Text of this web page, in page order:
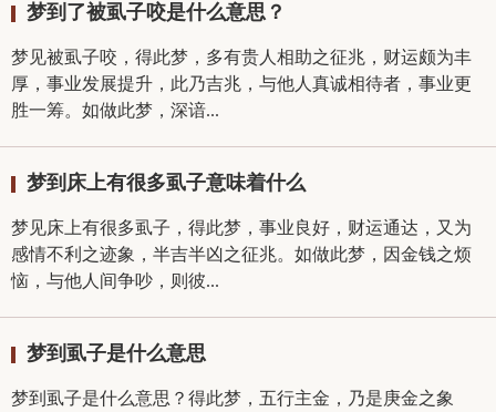
梦到了被虱子咬是什么意思？
梦见被虱子咬，得此梦，多有贵人相助之征兆，财运颇为丰
厚，事业发展提升，此乃吉兆，与他人真诚相待者，事业更
胜一筹。如做此梦，深谙...
梦到床上有很多虱子意味着什么
梦见床上有很多虱子，得此梦，事业良好，财运通达，又为
感情不利之迹象，半吉半凶之征兆。如做此梦，因金钱之烦
恼，与他人间争吵，则彼...
梦到虱子是什么意思
梦到虱子是什么意思？得此梦，五行主金，乃是庚金之象